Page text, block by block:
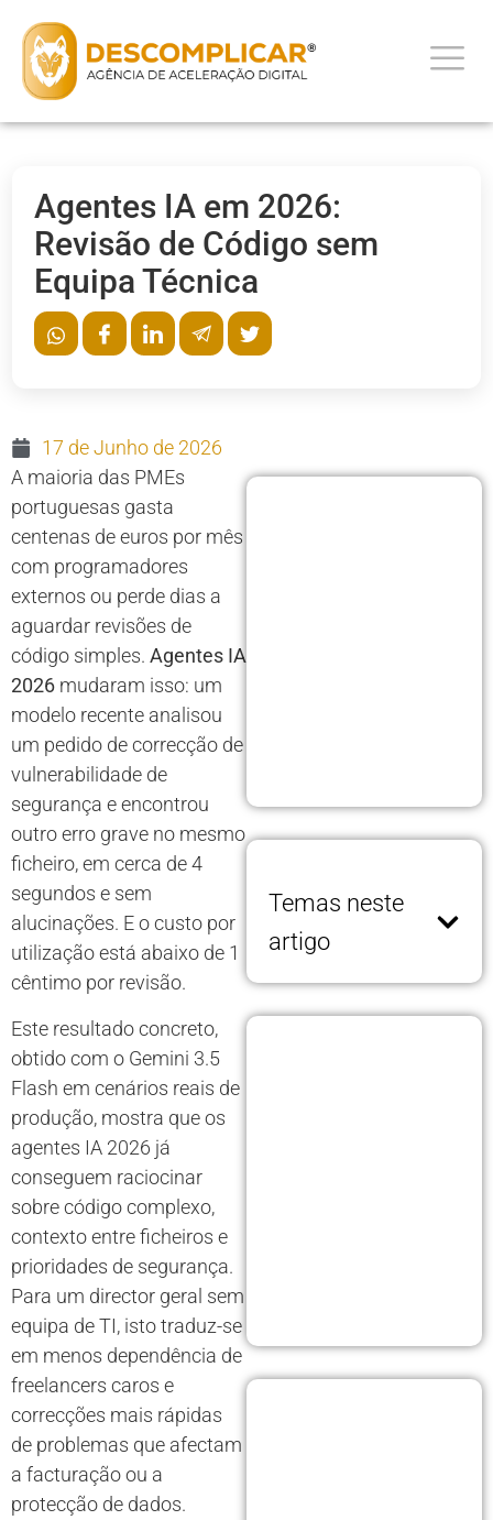
Agentes IA em 2026:
Revisão de Código sem
Equipa Técnica
17 de Junho de 2026
A maioria das PMEs
portuguesas gasta
centenas de euros por mês
com programadores
externos ou perde dias a
aguardar revisões de
código simples. Agentes IA
2026 mudaram isso: um
modelo recente analisou
um pedido de correcção de
vulnerabilidade de
segurança e encontrou
outro erro grave no mesmo
ficheiro, em cerca de 4
segundos e sem
alucinações. E o custo por
utilização está abaixo de 1
cêntimo por revisão.
Este resultado concreto,
obtido com o Gemini 3.5
Flash em cenários reais de
produção, mostra que os
agentes IA 2026 já
conseguem raciocinar
sobre código complexo,
contexto entre ficheiros e
prioridades de segurança.
Para um director geral sem
equipa de TI, isto traduz-se
em menos dependência de
freelancers caros e
correcções mais rápidas
de problemas que afectam
a facturação ou a
protecção de dados.
Temas neste
artigo